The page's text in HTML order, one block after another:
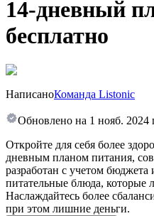
14-дневный
бесплатно
НаписаноКоманда Listonic
Обновлено на 1 нояб. 2024
Откройте для себя более
дневным планом питания,
разработан с учетом бюджета
питательные блюда, которые
Наслаждайтесь более
при этом лишние деньги.